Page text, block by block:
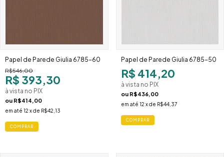
Papel de Parede Giulia 6785-60
R$546,00
R$ 393,30
à vista no PIX
ou R$414,00
em até 12 x de R$42,13
Papel de Parede Giulia 6785-50
R$ 414,20
à vista no PIX
ou R$436,00
em até 12 x de R$44,37